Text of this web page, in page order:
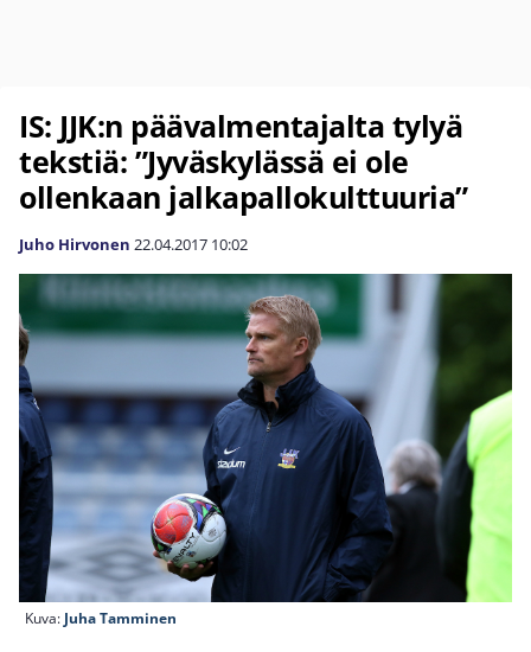
IS: JJK:n päävalmentajalta tylyä
tekstiä: ”Jyväskylässä ei ole
ollenkaan jalkapallokulttuuria”
Juho Hirvonen 22.04.2017 10:02
Kuva: Juha Tamminen